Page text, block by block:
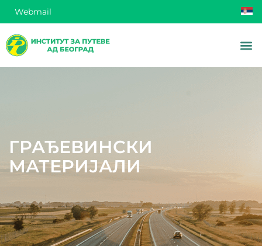
Webmail
ГРАЂЕВИНСКИ
МАТЕРИЈАЛИ